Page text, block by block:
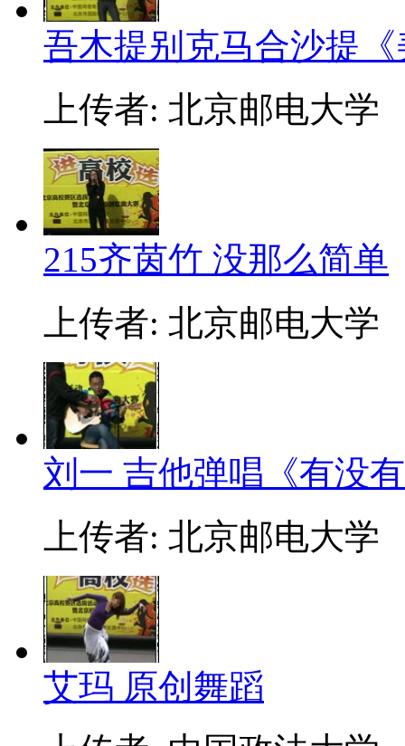
吾木提别克马合沙提
上传者: 北京邮电大学
215齐茵竹 没那么简单
上传者: 北京邮电大学
刘一 吉他弹唱《有没
上传者: 北京邮电大学
艾玛 原创舞蹈